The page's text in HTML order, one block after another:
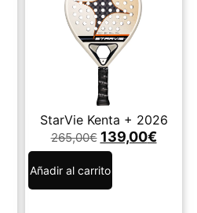
StarVie Kenta + 2026
265,00€ 139,00€
Añadir al carrito